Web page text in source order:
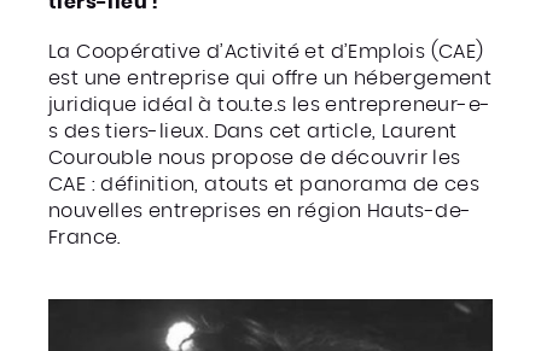
La Coopérative d’Activité et d’Emplois (CAE)
est une entreprise qui offre un hébergement
juridique idéal à tou.te.s les entrepreneur-e-
s des tiers-lieux. Dans cet article, Laurent
Courouble nous propose de découvrir les
CAE : définition, atouts et panorama de ces
nouvelles entreprises en région Hauts-de-
France.